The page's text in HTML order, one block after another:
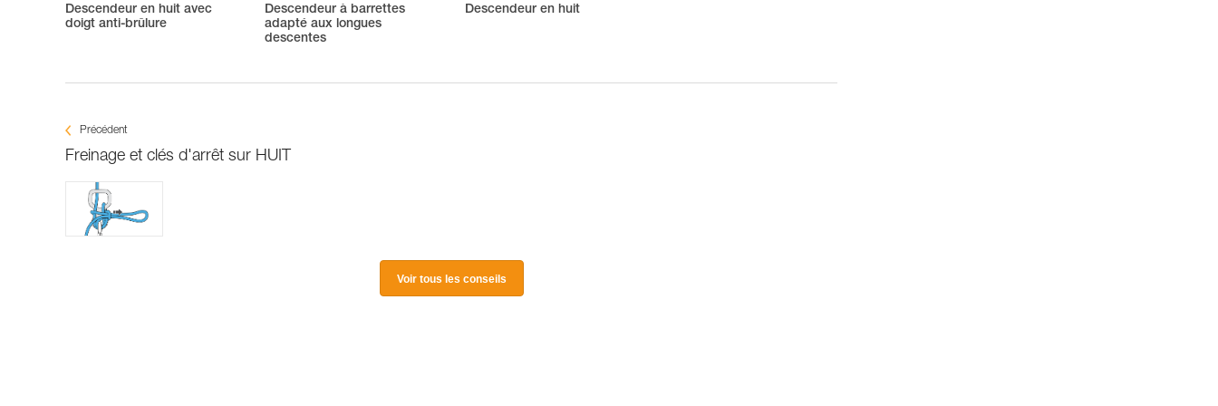
Descendeur en huit avec
doigt anti-brûlure
Descendeur à barrettes
adapté aux longues
descentes
Descendeur en huit
Précédent
Freinage et clés d'arrêt sur HUIT
Voir tous les conseils